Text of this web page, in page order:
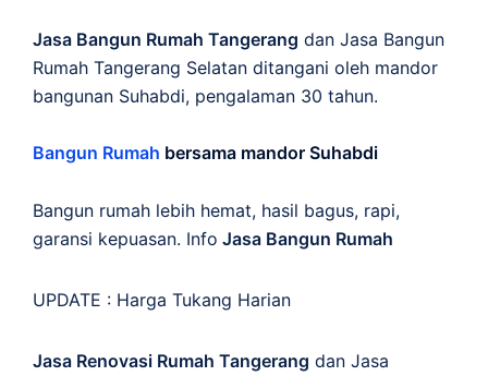
Jasa Bangun Rumah Tangerang dan Jasa Bangun
Rumah Tangerang Selatan ditangani oleh mandor
bangunan Suhabdi, pengalaman 30 tahun.
Bangun Rumah bersama mandor Suhabdi
Bangun rumah lebih hemat, hasil bagus, rapi,
garansi kepuasan. Info Jasa Bangun Rumah
UPDATE : Harga Tukang Harian
Jasa Renovasi Rumah Tangerang dan Jasa